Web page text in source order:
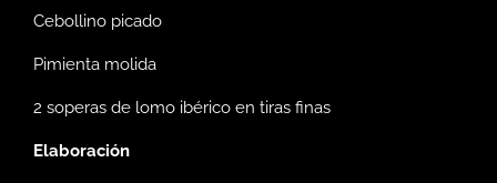
Cebollino picado
Pimienta molida
2 soperas de lomo ibérico en tiras finas
Elaboración